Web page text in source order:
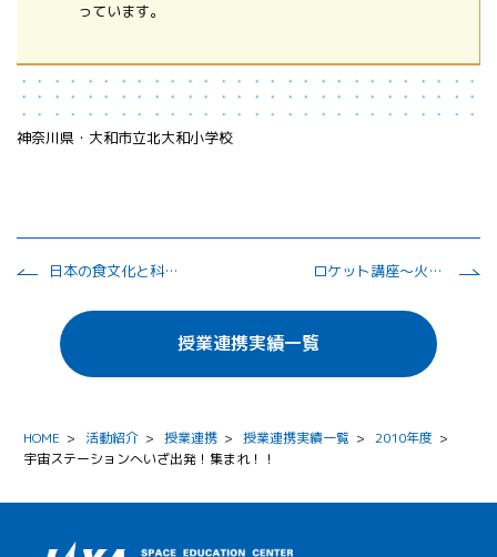
っています。
神奈川県・大和市立北大和小学校
日本の食文化と科学技術 ～宇宙食、新しいようで古い食品加工技術～ ロケット講座～火薬を使うモデルロケットを製作して打ち上げよう！～
授業連携実績一覧
HOME > 活動紹介 > 授業連携 > 授業連携実績一覧 > 2010年度 >
宇宙ステーションへいざ出発！集まれ！！